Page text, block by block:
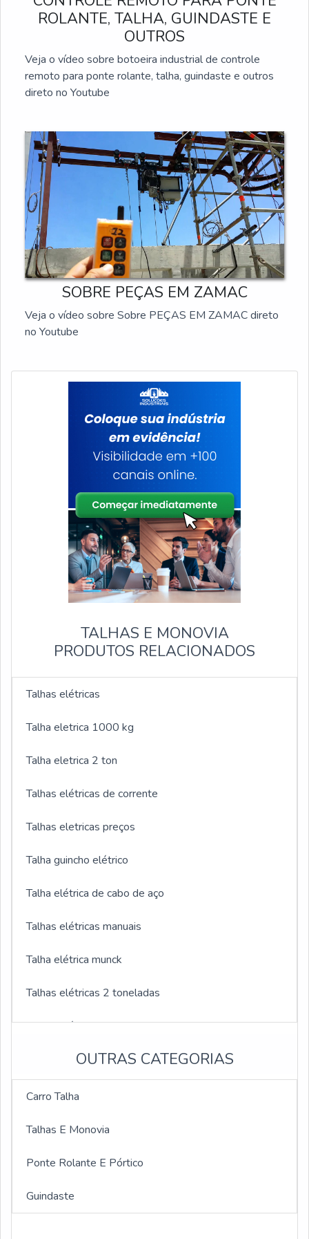
Além disso, podem contar com o suporte técnico de
uma equipe especializada, que está sempre pronta
para atender às demandas e oferecer soluções
eficientes.
ROLANTE, TALHA, GUINDASTE E
OUTROS
Veja o vídeo sobre botoeira industrial de controle
remoto para ponte rolante, talha, guindaste e outros
direto no Youtube
SOBRE PEÇAS EM ZAMAC
Veja o vídeo sobre Sobre PEÇAS EM ZAMAC direto
no Youtube
TALHAS E MONOVIA
PRODUTOS RELACIONADOS
Talhas elétricas
Talha eletrica 1000 kg
Talha eletrica 2 ton
Talhas elétricas de corrente
Talhas eletricas preços
Talha guincho elétrico
Talha elétrica de cabo de aço
Talhas elétricas manuais
Talha elétrica munck
Talhas elétricas 2 toneladas
Talhas elétricas 3 toneladas
Talhas elétricas 1000kg
Talhas elétricas de 5 toneladas
Monovia para talha
Monovia reta
Monovia curva
OUTRAS CATEGORIAS
Carro Talha
Talhas E Monovia
Ponte Rolante E Pórtico
Guindaste